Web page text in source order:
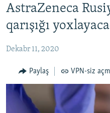
Əsas
naviqasiyaya
qayıt
Axtarışa
KORRUPSIOMETR
#ƏSLINDƏ
FƏRQƏ BAX
QANUNI DOĞRU
ARAŞDIRMA
MULTIMEDIA
AstraZeneca
qarışığı
Dekabr 11, 2020
Paylaş VPN-siz